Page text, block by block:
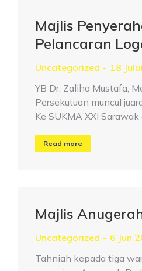
Majlis
Pelancaran
Uncategorized
18
YB Dr. Zaliha Mustafa,
Persekutuan muncul
Ke SUKMA XXI
Read more
Majlis
Uncategorized
6 Jun
Tahniah kepada tiga